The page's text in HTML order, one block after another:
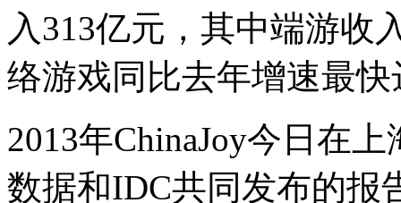
入313亿元，其中端游收
络游戏同比去年增速最快
2013年ChinaJoy今日在
数据和IDC共同发布的报